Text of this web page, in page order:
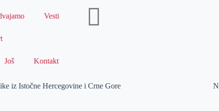
Vesti
Još Kontakt
iz Istočne Hercegovine i Crne Gore